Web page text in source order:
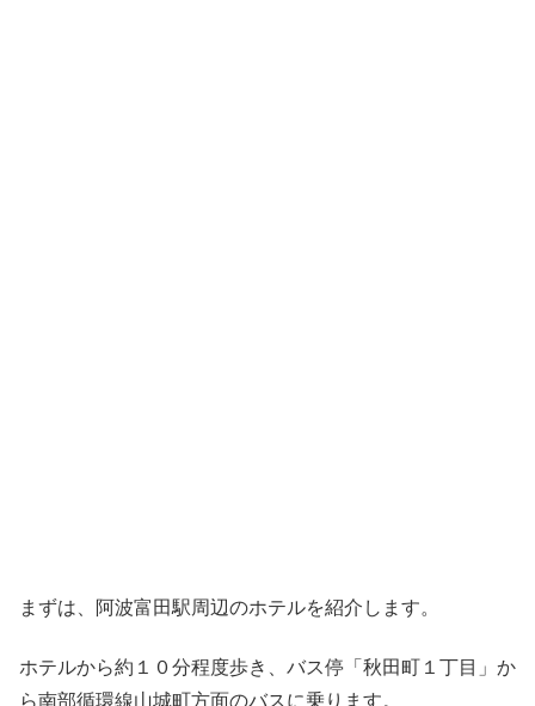
まずは、阿波富田駅周辺のホテルを紹介します。
ホテルから約１０分程度歩き、バス停「秋田町１丁目」か
ら南部循環線山城町方面のバスに乗ります。